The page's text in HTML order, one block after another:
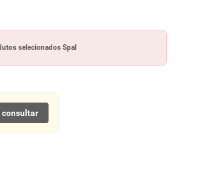
selecionados Spal
consultar